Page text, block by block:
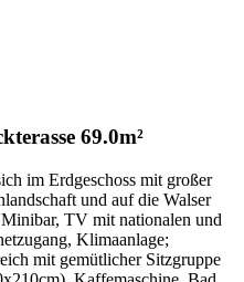
69.0m²
im Erdgeschoss mit großer
und auf die Walser
TV mit nationalen und
Klimaanlage;
mit gemütlicher Sitzgruppe